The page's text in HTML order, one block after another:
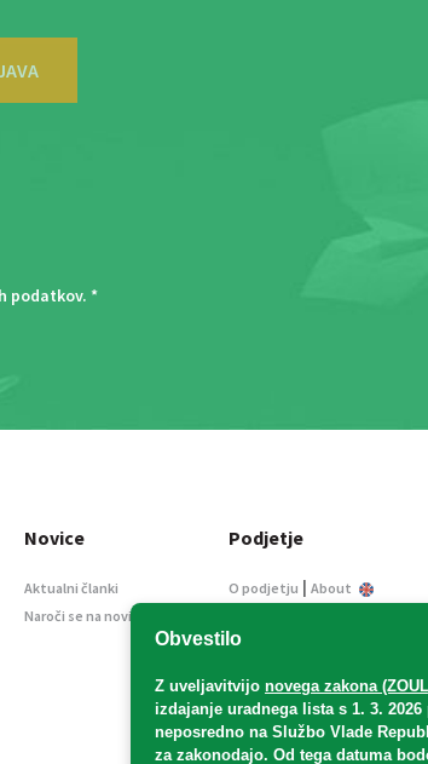
podatkov. *
Obvestilo
Z uveljavitvijo novega zakona
izdajanje uradnega lista s 1. 3. 2026
neposredno na Službo Vlade
za zakonodajo. Od tega datuma
Novice
Aktualni članki
Naroči se na novice
Podjetje
O podjetju | About
Informacije javnega
Oglaševanje
Splošni pogoji
Izjava o varstvu osebnih